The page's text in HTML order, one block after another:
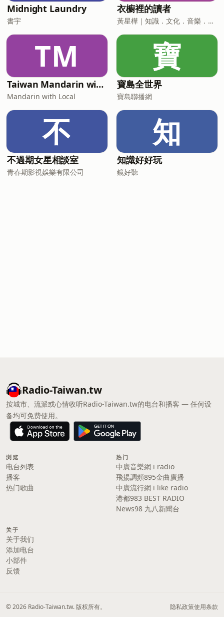
Midnight Laundry
書宇
衣櫥裡的讀者
黃星樺｜知識．文化．音樂．閱讀．讀書．聽書．說書
TM
Taiwan Mandarin with Local Podcast
Mandarin with Local
寶
寶島全世界
寶島聯播網
不
不過期女星相談室
青春期影視娛樂有限公司
知
知識好好玩
鏡好聽
Radio-Taiwan.tw
按城市、流派或心情收听Radio-Taiwan.tw的电台和播客 — 任何设
备均可免费使用。
浏览
电台列表
播客
热门歌曲
热门
中廣音樂網 i radio
飛揚調頻895金曲廣播
中廣流行網 i like radio
港都983 BEST RADIO
News98 九八新聞台
关于
关于我们
添加电台
小部件
反馈
© 2026 Radio-Taiwan.tw. 版权所有。 隐私政策使用条款